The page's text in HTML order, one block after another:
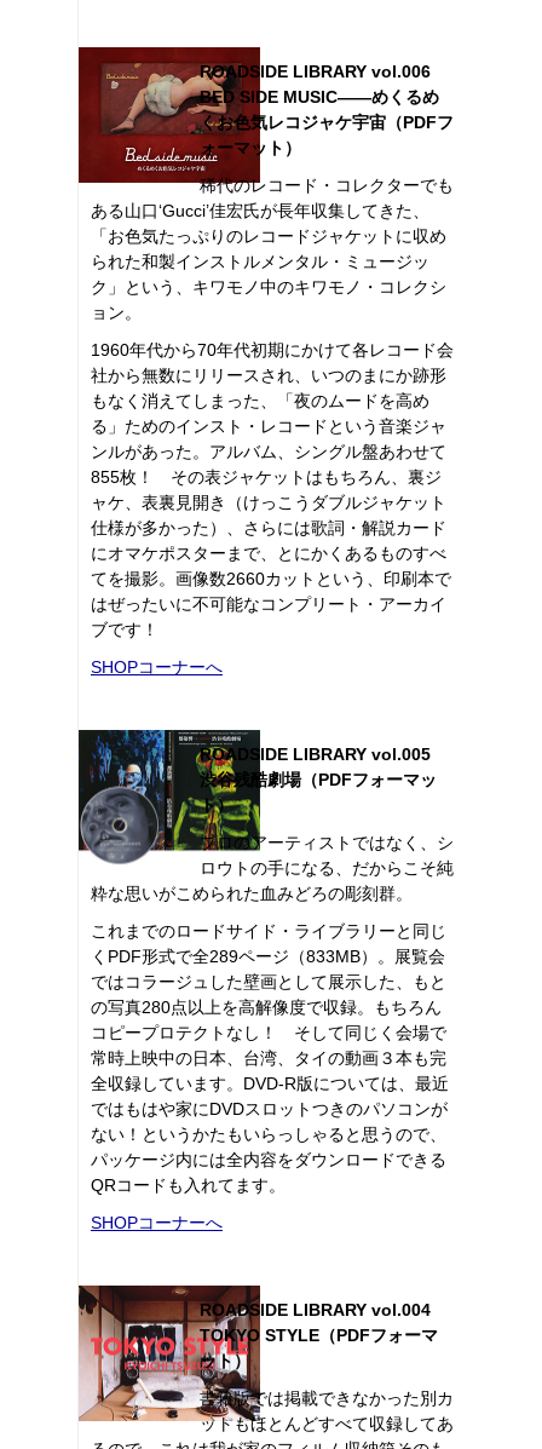
ROADSIDE LIBRARY vol.006
BED SIDE MUSIC――めくるめ
くお色気レコジャケ宇宙（PDFフ
ォーマット）
稀代のレコード・コレクターでも
ある山口‘Gucci’佳宏氏が長年収集してきた、
「お色気たっぷりのレコードジャケットに収め
られた和製インストルメンタル・ミュージッ
ク」という、キワモノ中のキワモノ・コレクシ
ョン。
1960年代から70年代初期にかけて各レコード会
社から無数にリリースされ、いつのまにか跡形
もなく消えてしまった、「夜のムードを高め
る」ためのインスト・レコードという音楽ジャ
ンルがあった。アルバム、シングル盤あわせて
855枚！ その表ジャケットはもちろん、裏ジ
ャケ、表裏見開き（けっこうダブルジャケット
仕様が多かった）、さらには歌詞・解説カード
にオマケポスターまで、とにかくあるものすべ
てを撮影。画像数2660カットという、印刷本で
はぜったいに不可能なコンプリート・アーカイ
ブです！
SHOPコーナーへ
ROADSIDE LIBRARY vol.005
渋谷残酷劇場（PDFフォーマッ
ト）
プロのアーティストではなく、シ
ロウトの手になる、だからこそ純
粋な思いがこめられた血みどろの彫刻群。
これまでのロードサイド・ライブラリーと同じ
くPDF形式で全289ページ（833MB）。展覧会
ではコラージュした壁画として展示した、もと
の写真280点以上を高解像度で収録。もちろん
コピープロテクトなし！ そして同じく会場で
常時上映中の日本、台湾、タイの動画３本も完
全収録しています。DVD-R版については、最近
ではもはや家にDVDスロットつきのパソコンが
ない！というかたもいらっしゃると思うので、
パッケージ内には全内容をダウンロードできる
QRコードも入れてます。
SHOPコーナーへ
ROADSIDE LIBRARY vol.004
TOKYO STYLE（PDFフォーマ
ット）
書籍版では掲載できなかった別カ
ットもほとんどすべて収録してあ